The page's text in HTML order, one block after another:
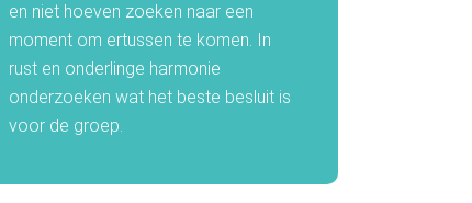
en niet hoeven zoeken naar een
moment om ertussen te komen. In
rust en onderlinge harmonie
onderzoeken wat het beste besluit is
voor de groep.